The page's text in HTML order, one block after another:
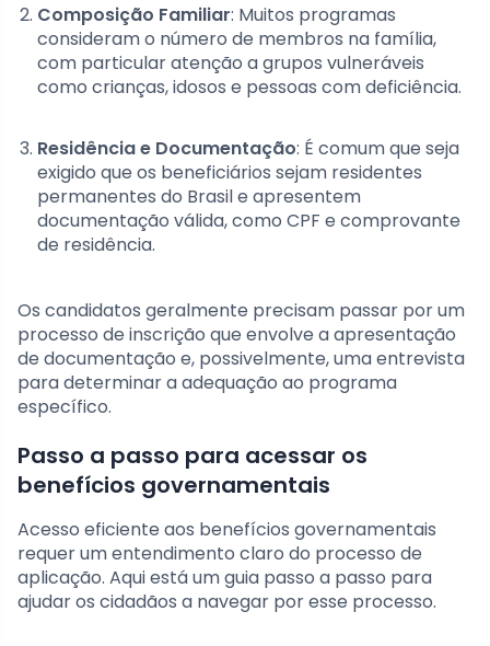
Composição Familiar: Muitos programas
consideram o número de membros na família,
com particular atenção a grupos vulneráveis
como crianças, idosos e pessoas com deficiência.
Residência e Documentação: É comum que seja
exigido que os beneficiários sejam residentes
permanentes do Brasil e apresentem
documentação válida, como CPF e comprovante
de residência.
Os candidatos geralmente precisam passar por um
processo de inscrição que envolve a apresentação
de documentação e, possivelmente, uma entrevista
para determinar a adequação ao programa
específico.
Passo a passo para acessar os
benefícios governamentais
Acesso eficiente aos benefícios governamentais
requer um entendimento claro do processo de
aplicação. Aqui está um guia passo a passo para
ajudar os cidadãos a navegar por esse processo.